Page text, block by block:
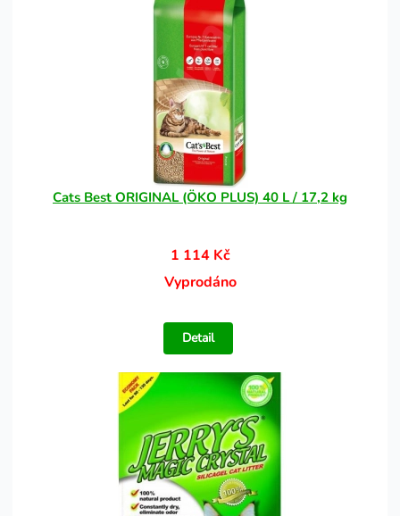
Cats Best ORIGINAL (ÖKO PLUS) 40 L / 17,2 kg
1 114 Kč
Vyprodáno
Detail